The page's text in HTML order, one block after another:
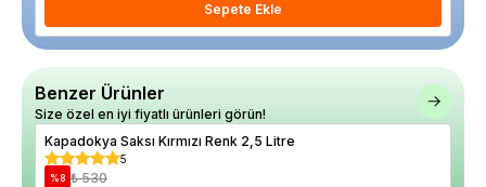
Sepete Ekle
Benzer Ürünler
Size özel en iyi fiyatlı ürünleri görün!
Kapadokya Saksı Kırmızı Renk 2,5 Litre
5
% 8 ₺ 530